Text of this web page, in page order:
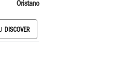
Oristano
DISCOVER